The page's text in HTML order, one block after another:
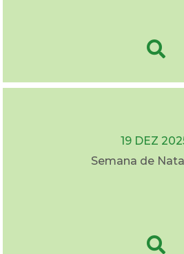
19 DEZ
Semana de